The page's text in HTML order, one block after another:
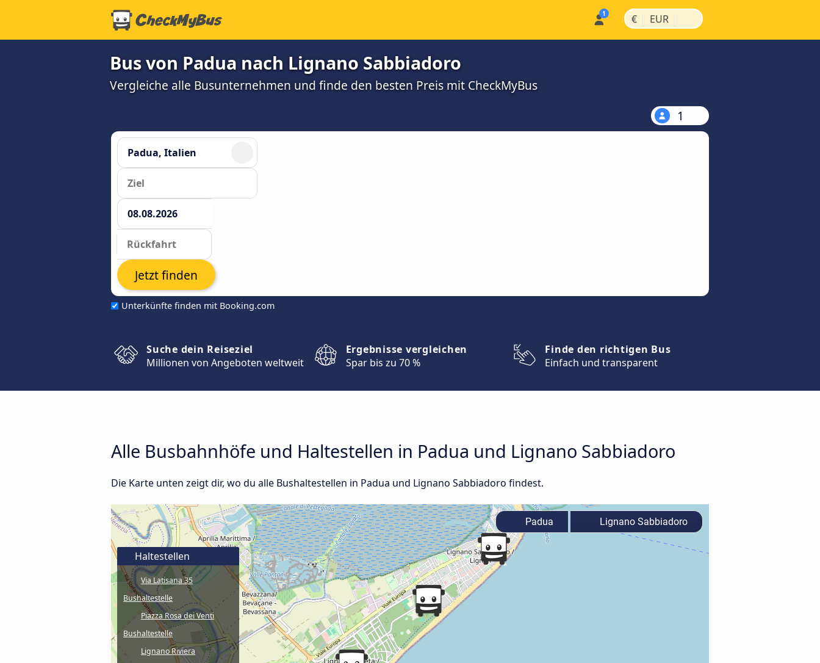
€ | EUR |
Bus von Padua nach Lignano Sabbiadoro
Vergleiche alle Busunternehmen und finde den besten Preis mit CheckMyBus
1
Unterkünfte finden mit Booking.com
Jetzt finden
Suche dein Reiseziel
Millionen von Angeboten weltweit
Ergebnisse vergleichen
Spar bis zu 70 %
Finde den richtigen Bus
Einfach und transparent
Alle Busbahnhöfe und Haltestellen in Padua und Lignano Sabbiadoro
Die Karte unten zeigt dir, wo du alle Bushaltestellen in Padua und Lignano Sabbiadoro findest.
Haltestellen
Via Latisana 35
Bushaltestelle
Piazza Rosa dei Venti
Bushaltestelle
Lignano Riviera
Padua Lignano Sabbiadoro